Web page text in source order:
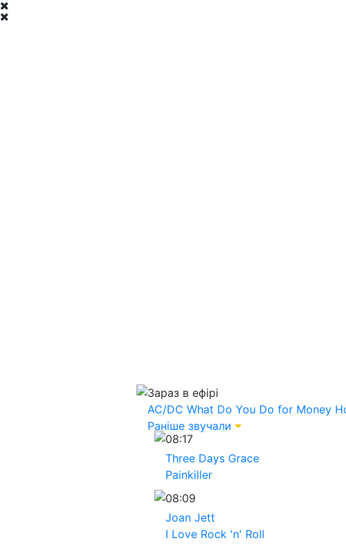
Зараз в ефірі
AC/DC What Do You Do for Money
Раніше звучали
08:17
Three Days Grace
Painkiller
08:09
Joan Jett
I Love Rock 'n' Roll